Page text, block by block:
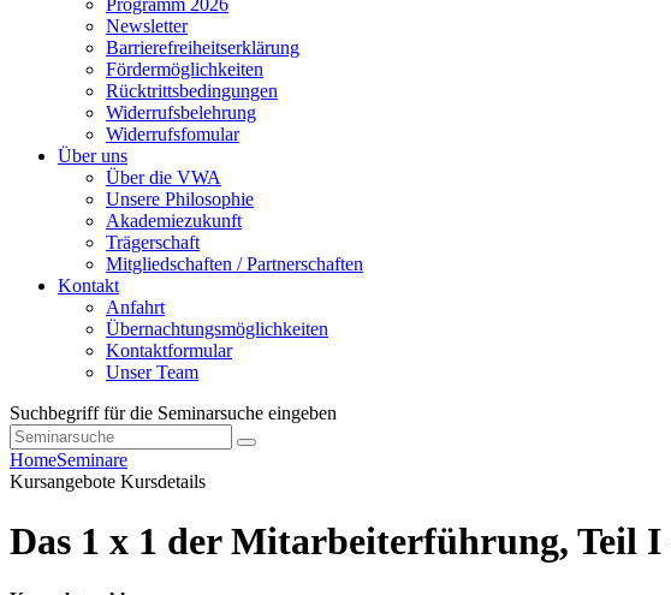
Programm 2026
Newsletter
Barrierefreiheitserklärung
Fördermöglichkeiten
Rücktrittsbedingungen
Widerrufsbelehrung
Widerrufsfomular
Über uns
Über die VWA
Unsere Philosophie
Akademiezukunft
Trägerschaft
Mitgliedschaften / Partnerschaften
Kontakt
Anfahrt
Übernachtungsmöglichkeiten
Kontaktformular
Unser Team
Suchbegriff für die Seminarsuche eingeben
HomeSeminare
Kursangebote Kursdetails
Das 1 x 1 der Mitarbeiterführung, Teil